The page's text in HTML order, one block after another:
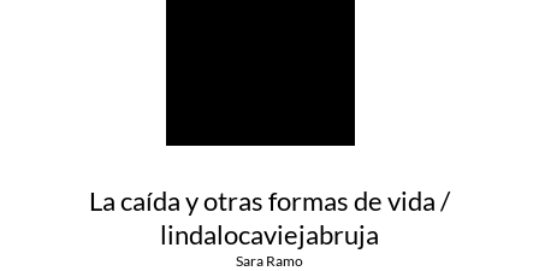
La caída y otras formas de vida /
lindalocaviejabruja
Sara Ramo